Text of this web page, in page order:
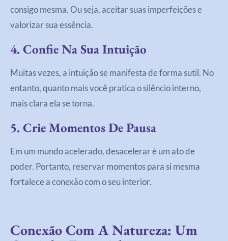
consigo mesma. Ou seja, aceitar suas imperfeições e
valorizar sua essência.
4. Confie Na Sua Intuição
Muitas vezes, a intuição se manifesta de forma sutil. No
entanto, quanto mais você pratica o silêncio interno,
mais clara ela se torna.
5. Crie Momentos De Pausa
Em um mundo acelerado, desacelerar é um ato de
poder. Portanto, reservar momentos para si mesma
fortalece a conexão com o seu interior.
Conexão Com A Natureza: Um